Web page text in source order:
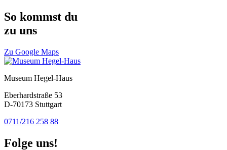
So kommst du
zu uns
Zu Google Maps
Museum Hegel-Haus
Eberhardstraße 53
D-70173 Stuttgart
0711/216 258 88
Folge uns!